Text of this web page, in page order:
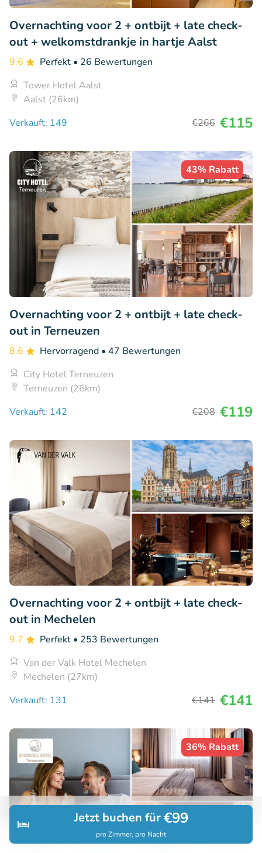
Suchen Buchungen
Jetzt buchen für€99
pro Zimmer, pro Nacht
Overnachting voor 2 + ontbijt + late check-
out + welkomstdrankje in hartje Aalst
9.6 Perfekt • 26 Bewertungen
Tower Hotel Aalst
Aalst (26km)
Verkauft: 149
€266 €115
43% Rabatt
Overnachting voor 2 + ontbijt + late check-
out in Terneuzen
8.6 Hervorragend • 47 Bewertungen
City Hotel Terneuzen
Terneuzen (26km)
Verkauft: 142
€208 €119
Overnachting voor 2 + ontbijt + late check-
out in Mechelen
9.7 Perfekt • 253 Bewertungen
Van der Valk Hotel Mechelen
Mechelen (27km)
Verkauft: 131
€141 €141
36% Rabatt